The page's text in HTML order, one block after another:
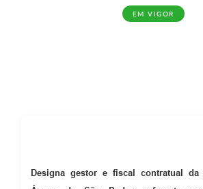
EM VIGOR
Designa gestor e fiscal contratual da